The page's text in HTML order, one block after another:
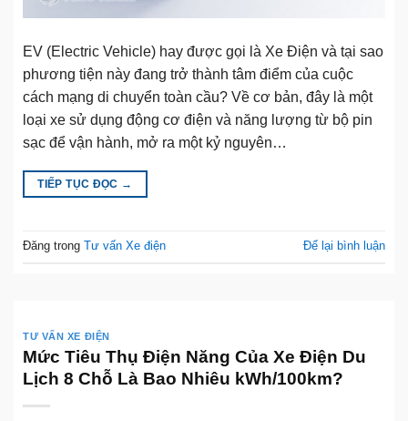
EV (Electric Vehicle) hay được gọi là Xe Điện và tại sao
phương tiện này đang trở thành tâm điểm của cuộc
cách mạng di chuyển toàn cầu? Về cơ bản, đây là một
loại xe sử dụng động cơ điện và năng lượng từ bộ pin
sạc để vận hành, mở ra một kỷ nguyên…
TIẾP TỤC ĐỌC →
Đăng trong Tư vấn Xe điện Để lại bình luận
TƯ VẤN XE ĐIỆN
Mức Tiêu Thụ Điện Năng Của Xe Điện Du
Lịch 8 Chỗ Là Bao Nhiêu kWh/100km?